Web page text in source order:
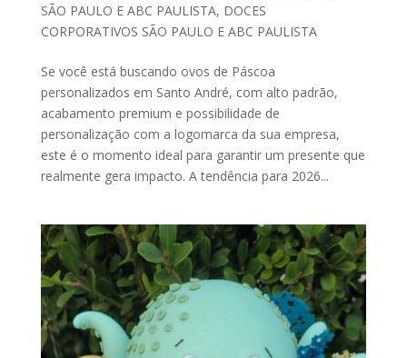
SÃO PAULO E ABC PAULISTA, DOCES
CORPORATIVOS SÃO PAULO E ABC PAULISTA
Se você está buscando ovos de Páscoa
personalizados em Santo André, com alto padrão,
acabamento premium e possibilidade de
personalização com a logomarca da sua empresa,
este é o momento ideal para garantir um presente que
realmente gera impacto. A tendência para 2026...